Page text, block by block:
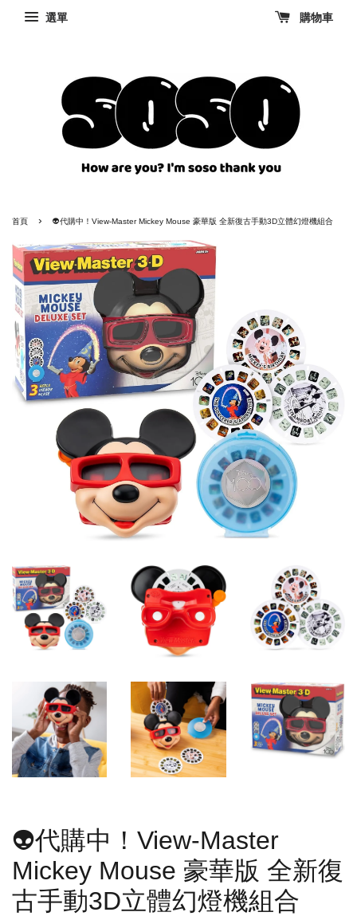
選單 購物車
首頁 › 👽代購中！View-Master Mickey Mouse 豪華版 全新復古手動3D立體幻燈機組合
👽代購中！View-Master
Mickey Mouse 豪華版 全新復
古手動3D立體幻燈機組合